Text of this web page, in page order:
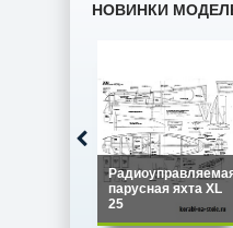
НОВИНКИ
парусная яхта XL
25